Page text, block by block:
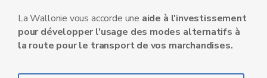
La Wallonie vous accorde une aide à l'investissement
pour développer l'usage des modes alternatifs à
la route pour le transport de vos marchandises.